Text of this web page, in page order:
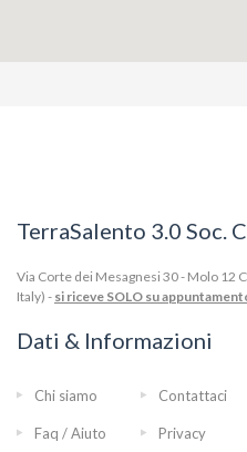
TerraSalento 3.0 Soc.
Via Corte dei Mesagnesi 30 - Molo 12
Italy) - si riceve SOLO su
Dati & Informazioni
Chi siamo Contattaci
Faq / Aiuto Privacy